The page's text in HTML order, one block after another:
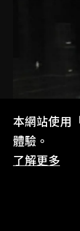
本網站使用
體驗。
了解更多